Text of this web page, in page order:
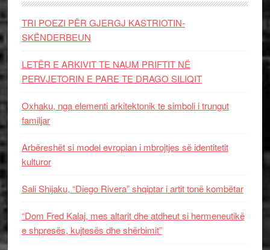
TRI POEZI PËR GJERGJ KASTRIOTIN-
SKËNDERBEUN
LETËR E ARKIVIT TE NAUM PRIFTIT NË
PERVJETORIN E PARE TE DRAGO SILIQIT
Oxhaku, nga elementi arkitektonik te simboli i trungut
familjar
Arbëreshët si model evropian i mbrojtjes së identitetit
kulturor
Sali Shijaku, “Diego Rivera” shqiptar i artit tonë kombëtar
“Dom Fred Kalaj, mes altarit dhe atdheut si hermeneutikë
e shpresës, kujtesës dhe shërbimit”